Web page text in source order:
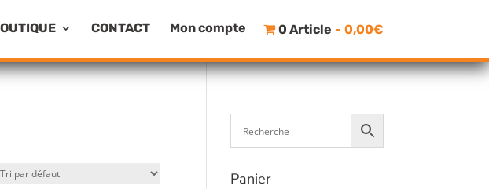
CONTACT Mon compte 0 Article 0,00€
Panier